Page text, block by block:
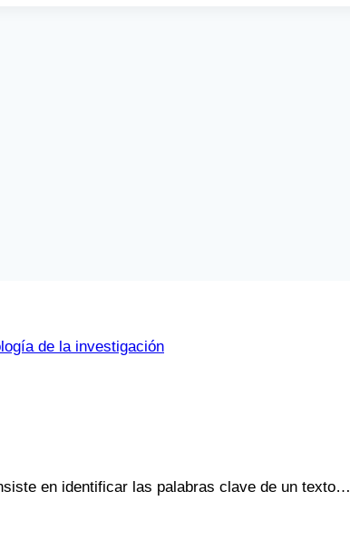
de la investigación
en identificar las palabras clave de un texto…